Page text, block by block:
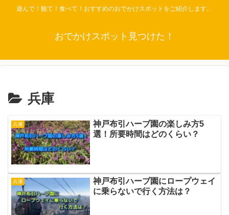
遊んで！観て！食べて！おすすめのおでかけスポットをご紹介します。
おでかけスポット見つけた！
兵庫
兵庫
神戸布引ハーブ園の楽しみ方5
選！所要時間はどのくらい？
兵庫
神戸布引ハーブ園にロープウェイ
に乗らないで行く方法は？